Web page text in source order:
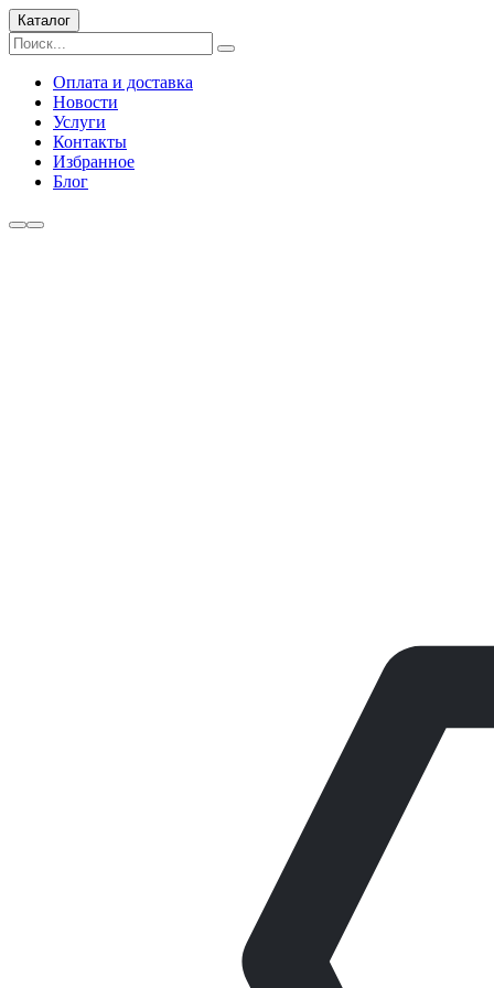
Каталог
Оплата и доставка
Новости
Услуги
Контакты
Избранное
Блог